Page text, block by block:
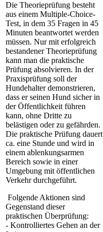
Die Theorieprüfung besteht
aus einem Multiple-Choice-
Test, in dem 35 Fragen in 45
Minuten beantwortet werden
müssen. Nur mit erfolgreich
bestandener Theorieprüfung
kann man die praktische
Prüfung absolvieren. In der
Praxisprüfung soll der
Hundehalter demonstrieren,
dass er seinen Hund sicher in
der Öffentlichkeit führen
kann, ohne Dritte zu
belästigen oder zu gefährden.
Die praktische Prüfung dauert
ca. eine Stunde und wird in
einem ablenkungsarmen
Bereich sowie in einer
Umgebung mit öffentlichen
Verkehr durchgeführt.
Folgende Aktionen sind
Gegenstand dieser
praktischen Überprüfung:
- Kontrolliertes Gehen an der